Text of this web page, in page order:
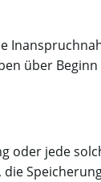
über
jede